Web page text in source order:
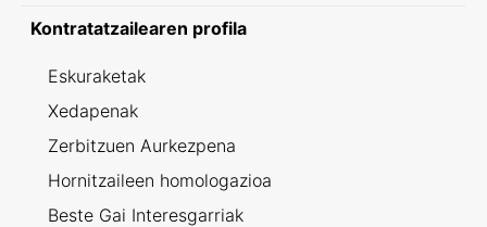
Kontratatzailearen profila
Eskuraketak
Xedapenak
Zerbitzuen Aurkezpena
Hornitzaileen homologazioa
Beste Gai Interesgarriak